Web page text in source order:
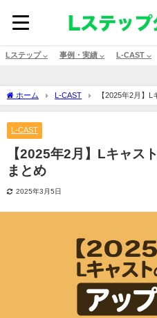
Lステップ ⌵ 事例・実績 ⌵ L-CAST ⌵
ホーム L-CAST 【2025年2月】
L-CAST
【2025年2月】Lキャス
まとめ
2025年3月5日